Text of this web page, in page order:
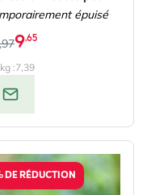
de jardinépuisé
9,65
:7,39
RÉDUCTION